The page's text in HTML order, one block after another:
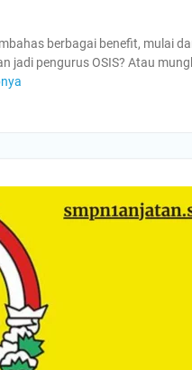
berbagai benefit, mulai
jadi pengurus OSIS? Atau